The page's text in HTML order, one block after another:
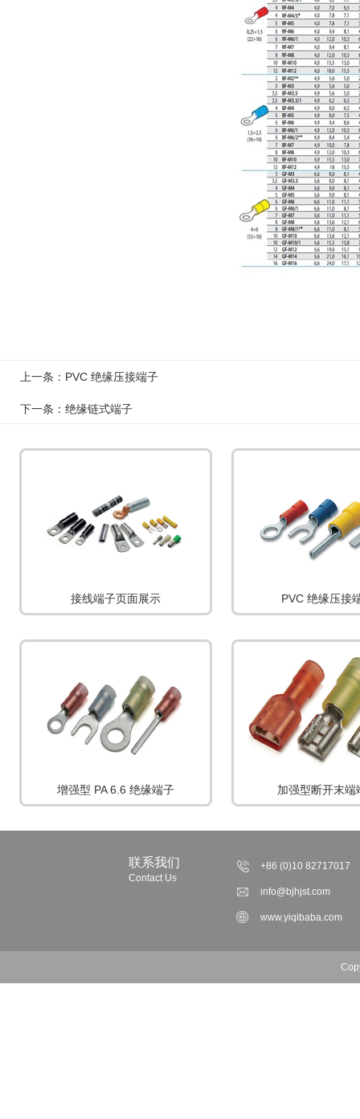
上一条：PVC 绝缘压接端子
下一条：绝缘链式端子
接线端子页面展示 PVC 绝缘压接
增强型 PA 6.6 绝缘端子 加强型断开末端
联系我们
Contact Us
+86 (0)10 82717017
info@bjhjst.com
www.yiqibaba.com